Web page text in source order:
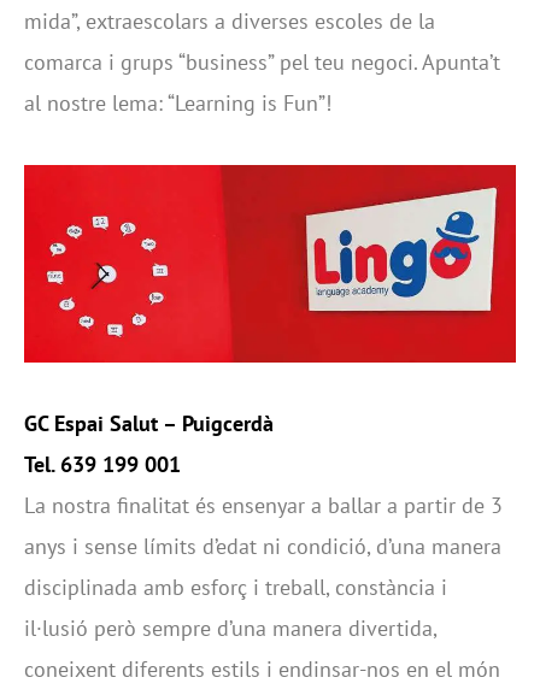
mida”, extraescolars a diverses escoles de la
comarca i grups “business” pel teu negoci. Apunta’t
al nostre lema: “Learning is Fun”!
GC Espai Salut – Puigcerdà
Tel. 639 199 001
La nostra finalitat és ensenyar a ballar a partir de 3
anys i sense límits d’edat ni condició, d’una manera
disciplinada amb esforç i treball, constància i
il·lusió però sempre d’una manera divertida,
coneixent diferents estils i endinsar-nos en el món